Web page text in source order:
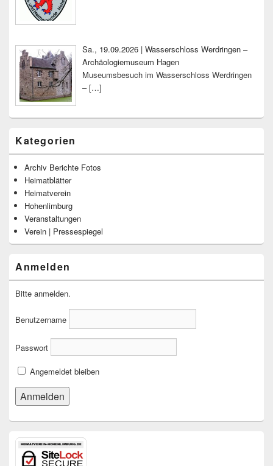
Sa., 19.09.2026 | Wasserschloss Werdringen –
Archäologiemuseum Hagen
Museumsbesuch im Wasserschloss Werdringen
–[…]
Kategorien
Archiv Berichte Fotos
Heimatblätter
Heimatverein
Hohenlimburg
Veranstaltungen
Verein | Pressespiegel
Anmelden
Bitte anmelden.
Benutzername
Passwort
Angemeldet bleiben